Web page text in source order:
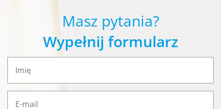
Masz pytania?
Wypełnij formularz